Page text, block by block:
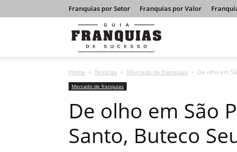
Franquias por Setor Franquias por Valor
Franquias
Home Notícias Mercado de franquias De olho em
Mercado de franquias
De olho em São
Santo, Buteco